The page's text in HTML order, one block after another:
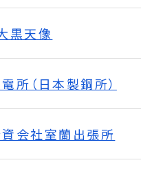
黒天像
所（日本製鋼所）
会社室蘭出張所